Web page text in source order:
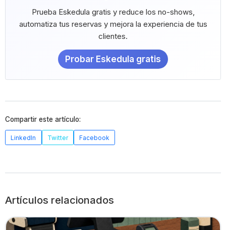
Prueba Eskedula gratis y reduce los no-shows,
automatiza tus reservas y mejora la experiencia de tus
clientes.
Probar Eskedula gratis
Compartir este artículo:
LinkedIn Twitter Facebook
Artículos relacionados